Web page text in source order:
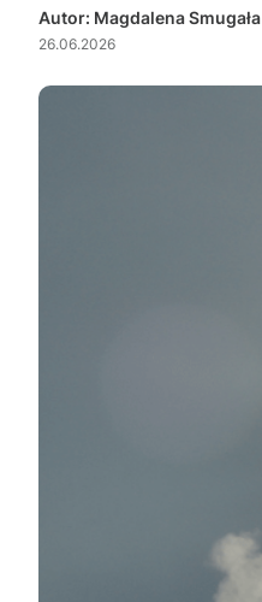
Autor: Magdalena Smugała
26.06.2026